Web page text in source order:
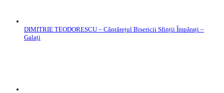
DIMITRIE TEODORESCU – Cântărețul Bisericii Sfinții Împărați –
Galați